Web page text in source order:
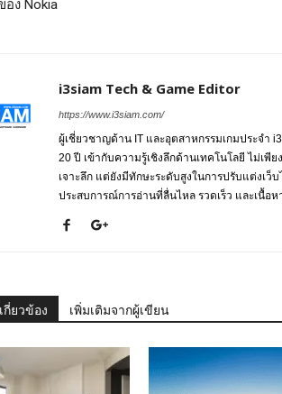
ง Nokia
i3siam Tech & Game Editor
https://www.i3siam.com/
ผู้เชี่ยวชาญด้าน IT และอุตสาหกรรมเกมประจำ
20 ปี เข้ากับความรู้เชิงลึกด้านเทคโนโลยี ไม่เพี
เจาะลึก แต่ยังมีทักษะระดับสูงในการปรับแต่งเว็
ประสบการณ์การอ่านที่ลื่นไหล รวดเร็ว และเนื้
ยวข้อง เพิ่มเติมจากผู้เขียน